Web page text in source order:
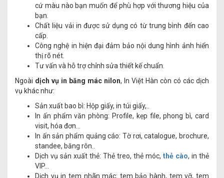
cứ màu nào bạn muốn để phù hợp với thương hiệu của
bạn.
Chất liệu vải in được sử dụng có từ trung bình đến cao
cấp.
Công nghệ in hiện đại đảm bảo nội dung hình ảnh hiển
thị rõ nét.
Tư vấn và hỗ trợ chỉnh sửa thiết kế chuẩn.
Ngoài dịch vụ in băng mác nilon, In Việt Hàn còn có các dịch
vụ khác như:
Sản xuất bao bì: Hộp giấy, in túi giấy,..
In ấn phẩm văn phòng: Profile, kẹp file, phong bì, card
visit, hóa đơn…
In ấn sản phẩm quảng cáo: Tờ rơi, catalogue, brochure,
standee, băng rôn..
Dịch vụ sản xuất thẻ: Thẻ treo, thẻ móc, thẻ cào, in thẻ
VIP…
Dịch vụ in tem nhãn mác: tem bảo hành, tem vỡ, tem